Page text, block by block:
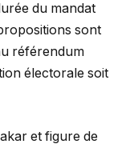
du mandat
sont
référendum
électorale soit
et figure de